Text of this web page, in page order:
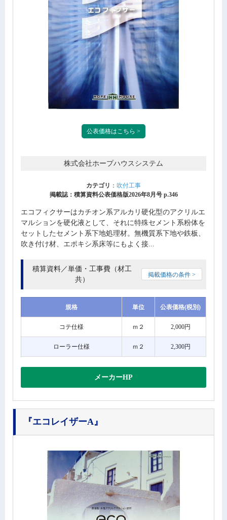
公表価格はこちら >
株式会社ホープハウスシステム
カテゴリ ： 吹付工事
掲載誌：積算資料公表価格版2026年8月号 p.346
エコフィクサーはカチオン系アルカリ硬化型のアクリルエ
マルションを硬化液として、それに特殊セメント系粉体を
セットしたセメント系下地処理材。無機質系下地や鉄板、
吹き付け材、エポキシ系床等にもよく接...
積算資料／単価・工事費（材工
共）
掲載価格の条件 >
規格 単位 公表価格(税別)
コテ仕様 ｍ２ 2,000円
ローラー仕様 ｍ２ 2,300円
メーカーHP
『エコレイザーA』